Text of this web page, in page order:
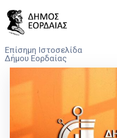
Επίσημη Ιστοσελίδα
Δήμου Εορδαίας
Ο
Του